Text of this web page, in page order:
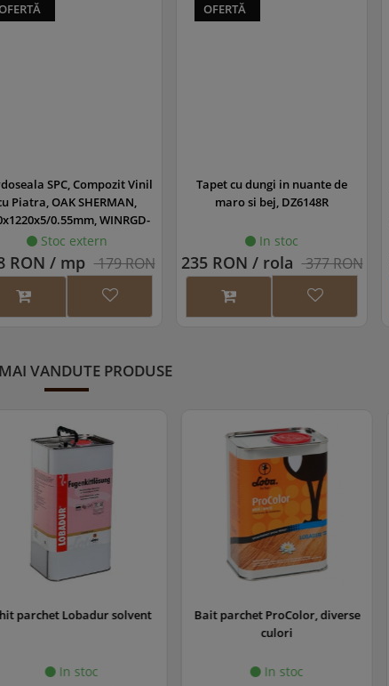
SPC, Compozit Vinil
Piatra, OAK SHERMAN,
0.55mm, WINRGD-
1198/0
Stoc extern
RON / mp 179 RON
OFERTĂ
Tapet cu dungi in nuante de
maro si bej, DZ6148R
In stoc
235 RON / rola 377 RON
VANDUTE PRODUSE
parchet Lobadur solvent
In stoc
Bait parchet ProColor, diverse
culori
In stoc